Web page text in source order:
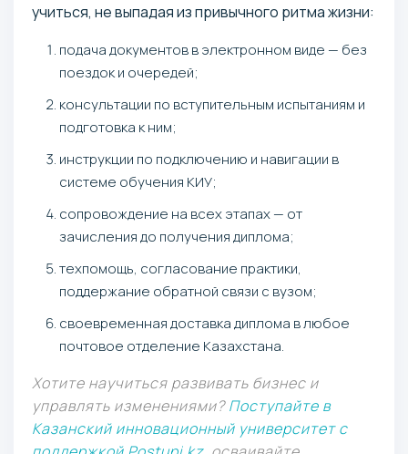
учиться, не выпадая из привычного ритма жизни:
подача документов в электронном виде — без
поездок и очередей;
консультации по вступительным испытаниям и
подготовка к ним;
инструкции по подключению и навигации в
системе обучения КИУ;
сопровождение на всех этапах — от
зачисления до получения диплома;
техпомощь, согласование практики,
поддержание обратной связи с вузом;
своевременная доставка диплома в любое
почтовое отделение Казахстана.
Хотите научиться развивать бизнес и
управлять изменениями?Поступайте в
Казанский инновационный университет с